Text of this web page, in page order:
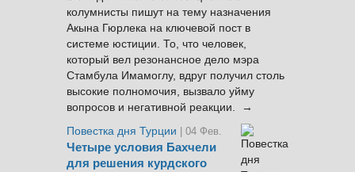
колумнисты пишут на тему назначения
Акына Гюрлека на ключевой пост в
системе юстиции. То, что человек,
который вел резонансное дело мэра
Стамбула Имамоглу, вдруг получил столь
высокие полномочия, вызвало уйму
вопросов и негативной реакции. →
Повестка дня Турции
| 04 Фев.
Четыре условия Бахчели
для решения курдского